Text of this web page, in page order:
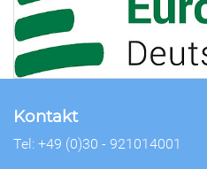
Kontakt
Tel: +49 (0)30 - 921014001